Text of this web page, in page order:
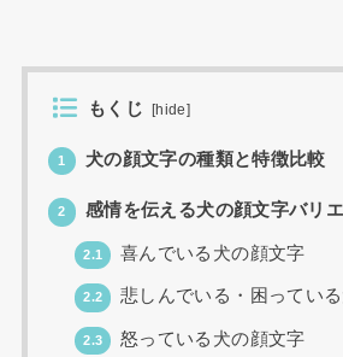
もくじ [hide]
1 犬の顔文字の種類と特徴比較
2 感情を伝える犬の顔文字バリ
2.1 喜んでいる犬の顔文字
2.2 悲しんでいる・困ってい
2.3 怒っている犬の顔文字